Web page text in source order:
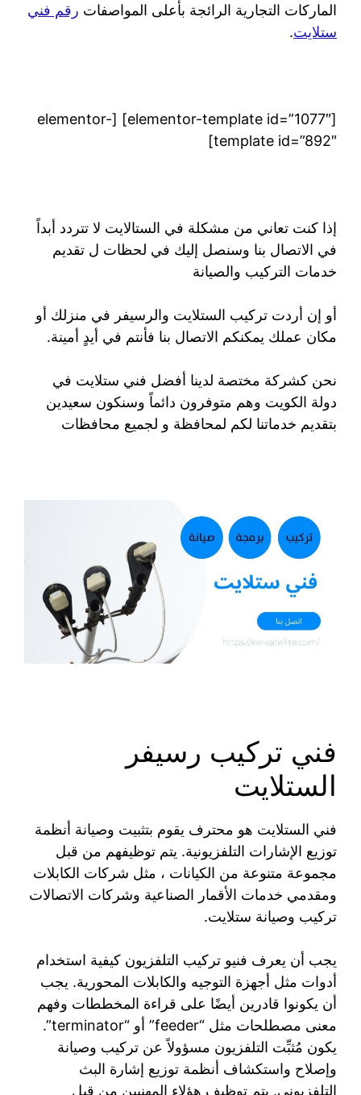
الماركات التجارية الرائجة بأعلى المواصفات رقم فني
ستلايت.
[elementor-template id=”1077″] [elementor-
template id=”892″]
إذا كنت تعاني من مشكلة في الستالايت لا تتردد أبداً
في الاتصال بنا وسنصل إليك في لحظات ل تقديم
خدمات التركيب والصيانة
أو إن أردت تركيب الستلايت والرسيفر في منزلك أو
مكان عملك يمكنكم الاتصال بنا فأنتم في أيدٍ أمينة.
نحن كشركة مختصة لدينا أفضل فني ستلايت في
دولة الكويت وهم متوفرون دائماً وسنكون سعيدين
بتقديم خدماتنا لكم لمحافظة و لجميع محافظات
فني تركيب رسيفر
الستلايت
فني الستلايت هو محترف يقوم بتثبيت وصيانة أنظمة
توزيع الإشارات التلفزيونية. يتم توظيفهم من قبل
مجموعة متنوعة من الكيانات ، مثل شركات الكابلات
ومقدمي خدمات الأقمار الصناعية وشركات الاتصالات
تركيب وصيانة ستلايت.
يجب أن يعرف فنيو تركيب التلفزيون كيفية استخدام
أدوات مثل أجهزة التوجيه والكابلات المحورية. يجب
أن يكونوا قادرين أيضًا على قراءة المخططات وفهم
معنى مصطلحات مثل “feeder” أو “terminator”.
يكون مُثبِّت التلفزيون مسؤولاً عن تركيب وصيانة
وإصلاح واستكشاف أنظمة توزيع إشارة البث
التلفزيوني. يتم توظيف هؤلاء المهنيين من قبل